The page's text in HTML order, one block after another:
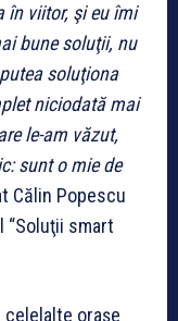
în viitor, şi eu îmi
bune soluţii, nu
soluţiona
niciodată mai
le-am văzut,
sunt o mie de
Călin Popescu
“Soluţii smart
oraşe